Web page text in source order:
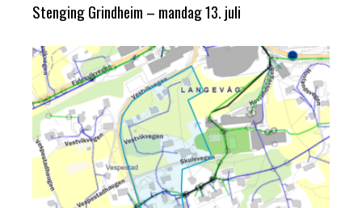
Stenging Grindheim – mandag 13. juli